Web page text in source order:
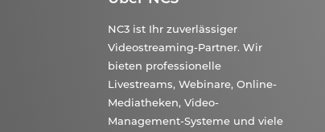
NC3 ist Ihr zuverlässiger
Videostreaming-Partner. Wir
bieten professionelle
Livestreams, Webinare, Online-
Mediatheken, Video-
Management-Systeme und viele